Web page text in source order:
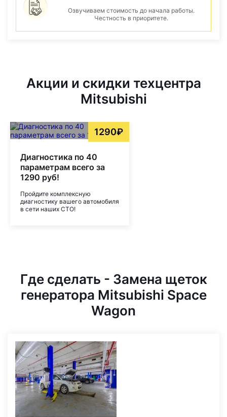
Озвучиваем стоимость до начала работы.
Честность в приоритете.
Акции и скидки техцентра
Mitsubishi
1290₽
Диагностика по 40
параметрам всего за
1290 руб!
Пройдите комплексную
диагностику вашего автомобиля
в сети наших СТО!
Где сделать - Замена щеток
генератора Mitsubishi Space
Wagon